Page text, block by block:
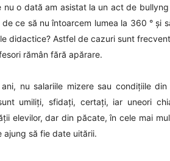
nu o dată am asistat la un act de
de ce să nu întoarcem lumea la 360 ° și
didactice? Astfel de cazuri sunt
rămân fără apărare.
nu salariile mizere sau condițiile
umiliți, sfidați, certați, iar uneori
elevilor, dar din păcate, în cele mai
ajung să fie date uitării.